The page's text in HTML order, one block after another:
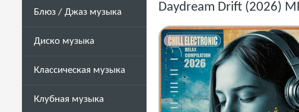
Блюз / Джаз музыка
Диско музыка
Классическая музыка
Клубная музыка
Daydream Drift (2026)